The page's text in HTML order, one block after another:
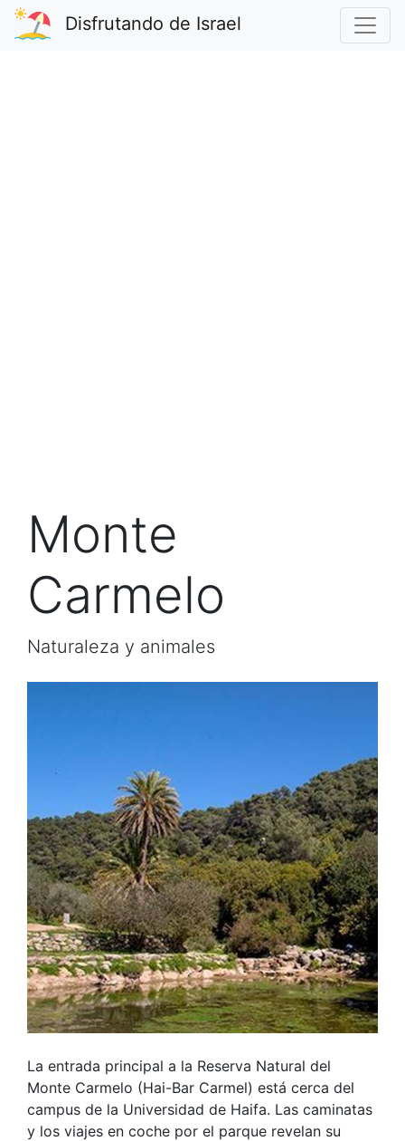
Disfrutando de Israel
Monte
Carmelo
Naturaleza y animales
La entrada principal a la Reserva Natural del
Monte Carmelo (Hai-Bar Carmel) está cerca del
campus de la Universidad de Haifa. Las caminatas
y los viajes en coche por el parque revelan su